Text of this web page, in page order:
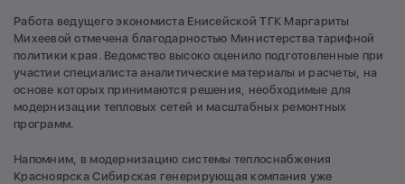
Работа ведущего экономиста Енисейской ТГК Маргариты
Михеевой отмечена благодарностью Министерства тарифной
политики края. Ведомство высоко оценило подготовленные при
участии специалиста аналитические материалы и расчеты, на
основе которых принимаются решения, необходимые для
модернизации тепловых сетей и масштабных ремонтных
программ.
Напомним, в модернизацию системы теплоснабжения
Красноярска Сибирская генерирующая компания уже